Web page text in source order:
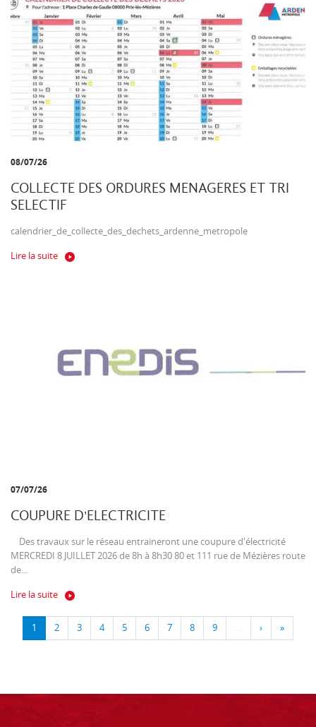
08/07/26
COLLECTE DES ORDURES MENAGERES ET TRI
SELECTIF
calendrier_de_collecte_des_dechets_ardenne_metropole
Lire la suite
07/07/26
COUPURE D'ELECTRICITE
Des travaux sur le réseau entraineront une coupure d'électricité
MERCREDI 8 JUILLET 2026 de 8h à 8h30 80 et 111 rue de Mézières route
de...
Lire la suite
1 2 3 4 5 6 7 8 9 … › »